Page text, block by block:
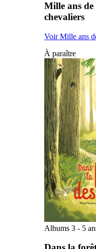
Mille ans de
chevaliers
Voir Mille ans
À paraître
Albums 3 - 5